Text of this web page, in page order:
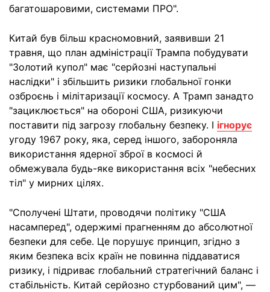
багатошаровими, системами ПРО".
Китай був більш красномовний, заявивши 21
травня, що план адміністрації Трампа побудувати
"Золотий купол" має "серйозні наступальні
наслідки" і збільшить ризики глобальної гонки
озброєнь і мілітаризації космосу. А Трамп занадто
"зациклюється" на обороні США, ризикуючи
поставити під загрозу глобальну безпеку. І ігнорує
угоду 1967 року, яка, серед іншого, забороняла
використання ядерної зброї в космосі й
обмежувала будь-яке використання всіх "небесних
тіл" у мирних цілях.
"Сполучені Штати, проводячи політику "США
насамперед", одержимі прагненням до абсолютної
безпеки для себе. Це порушує принцип, згідно з
яким безпека всіх країн не повинна піддаватися
ризику, і підриває глобальний стратегічний баланс і
стабільність. Китай серйозно стурбований цим", —